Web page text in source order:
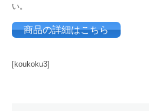
い。
商品の詳細はこちら
[koukoku3]